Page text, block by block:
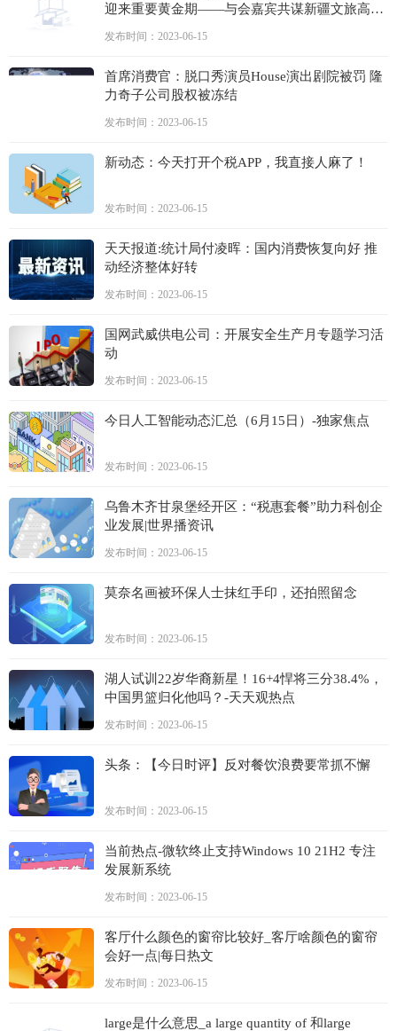
迎来重要黄金期——与会嘉宾共谋新疆文旅高质
发布时间：2023-06-15
首席消费官：脱口秀演员House演出剧院被罚 隆
力奇子公司股权被冻结
发布时间：2023-06-15
新动态：今天打开个税APP，我直接人麻了！
发布时间：2023-06-15
天天报道:统计局付凌晖：国内消费恢复向好 推
动经济整体好转
发布时间：2023-06-15
国网武威供电公司：开展安全生产月专题学习活
动
发布时间：2023-06-15
今日人工智能动态汇总（6月15日）-独家焦点
发布时间：2023-06-15
乌鲁木齐甘泉堡经开区：“税惠套餐”助力科创企
业发展|世界播资讯
发布时间：2023-06-15
莫奈名画被环保人士抹红手印，还拍照留念
发布时间：2023-06-15
湖人试训22岁华裔新星！16+4悍将三分38.4%，
中国男篮归化他吗？-天天观热点
发布时间：2023-06-15
头条：【今日时评】反对餐饮浪费要常抓不懈
发布时间：2023-06-15
当前热点-微软终止支持Windows 10 21H2 专注
发展新系统
发布时间：2023-06-15
客厅什么颜色的窗帘比较好_客厅啥颜色的窗帘
会好一点|每日热文
发布时间：2023-06-15
large是什么意思_a large quantity of 和large